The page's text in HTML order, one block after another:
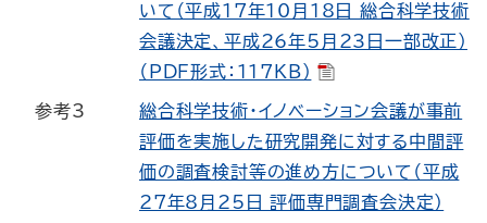
いて（平成17年10月18日 総合科学技術
会議決定、平成26年5月23日一部改正）
（PDF形式：117KB）
参考3
総合科学技術・イノベーション会議が事前
評価を実施した研究開発に対する中間評
価の調査検討等の進め方について（平成
27年8月25日 評価専門調査会決定）